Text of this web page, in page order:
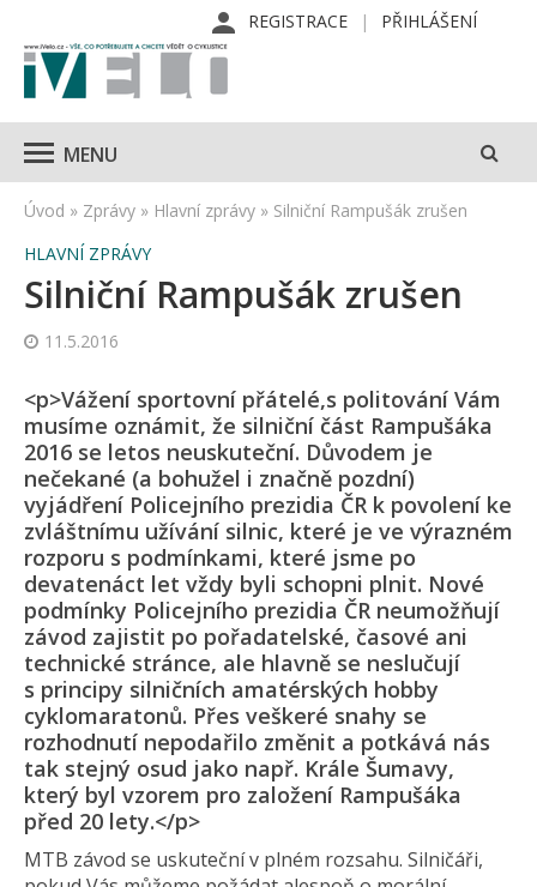
REGISTRACE PŘIHLÁŠENÍ
MENU
Úvod » Zprávy » Hlavní zprávy » Silniční Rampušák zrušen
HLAVNÍ ZPRÁVY
Silniční Rampušák zrušen
11.5.2016
<p>Vážení sportovní přátelé,s poli­tování Vám
musíme oznámit, že silniční část Rampušáka
2016 se letos neuskuteční. Důvodem je
nečekané (a bohužel i značně pozdní)
vyjádření Policejního prezidia ČR k povolení ke
zvláštnímu užívání silnic, které je ve výrazném
rozporu s podmínkami, které jsme po
devatenáct let vždy byli schopni plnit. Nové
podmínky Policejního prezidia ČR neumožňují
závod zajistit po pořadatelské, časové ani
technické stránce, ale hlavně se neslučují
s principy silničních amatérských hobby
cyklomaratonů. Přes veškeré snahy se
rozhodnutí nepodařilo změnit a potkává nás
tak stejný osud jako např. Krále Šumavy,
který byl vzorem pro založení Rampušáka
před 20 lety.</p>
MTB závod se uskuteční v plném rozsahu. Silničáři,